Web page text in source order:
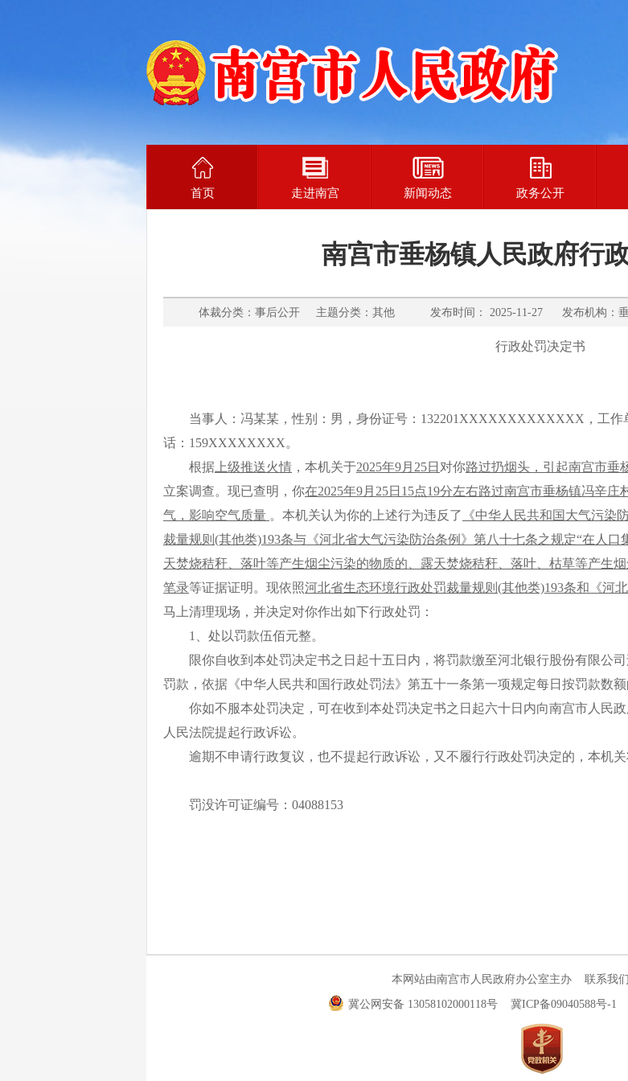
首页 走进南宫 新闻动态 政务公开
南宫市垂杨镇人民政府行
体裁分类：事后公开 主题分类：其他 发布时间： 2025-11-27 发布机构：
行政处罚决定书
当事人：冯某某，性别：男，身份证号： 132201XXXXXXXXXXXXX，工作
话： 159XXXXXXXX。
根据 上级推送火情 ， 本机关于2025年9月25日 对你路过扔烟头，引起南宫市垂
立案调查。现已查明，你在2025年9月25日15点19分左右路过南宫市垂杨镇冯辛
气，影响空气质量 。本机关认为你的上述行为违反了
《中华人民共和国大气污染
裁量规则 (其他类)193条与 《河北省大气污染防治条例》第八十七条之规定“在人口
天焚烧秸秆、落叶等产生烟尘污染的物质的、露天焚烧秸秆、落叶、枯草等产生
笔录等证据证明 。现依照河北省生态环境行政处罚裁量规则 (其他类)193条和 《河
马上清理现场， 并决定对你作出如下行政处罚：
1、处以罚款伍佰元整。
限你自收到本处罚决定书之日起十五 日内，将罚款缴至河北银行股份有限公
罚款，依据《中华人民共和国行政处罚法》第五十一条第一项规定每日按罚款数额
你如不服本处罚决定，可在收到本处罚决定书之日起六十日内向南宫市 人民
人民法院提起行政诉讼。
逾期不申请行政复议，也不提起行政诉讼，又不履行行政处罚决定的，本机
罚没许可证编号： 04088153
本网站由南宫市人民政府办公室主办 联系我们
冀公网安备 13058102000118号 冀ICP备09040588号-1